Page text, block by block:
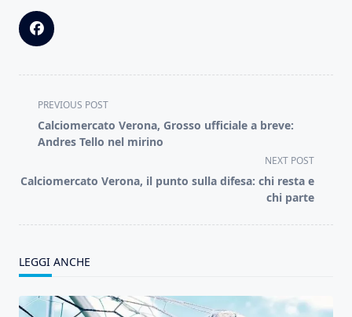
<span
class="nav-
subtitle
reader-
PREVIOUS POST
Calciomercato Verona, Grosso ufficiale a breve:
Andres Tello nel mirino
NEXT POST
Calciomercato Verona, il punto sulla difesa: chi resta e
chi parte
LEGGI ANCHE